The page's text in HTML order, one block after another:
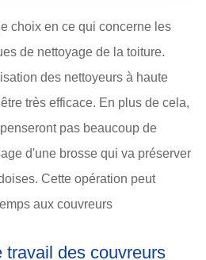
choix en ce qui concerne les
de nettoyage de la toiture.
des nettoyeurs à haute
très efficace. En plus de cela,
pas beaucoup de
d'une brosse qui va préserver
Cette opération peut
aux couvreurs
travail des couvreurs